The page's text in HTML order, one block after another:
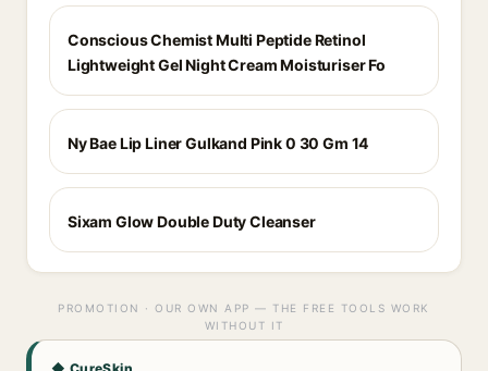
Conscious Chemist Multi Peptide Retinol
Lightweight Gel Night Cream Moisturiser Fo
Ny Bae Lip Liner Gulkand Pink 0 30 Gm 14
Sixam Glow Double Duty Cleanser
PROMOTION · OUR OWN APP — THE FREE TOOLS WORK
WITHOUT IT